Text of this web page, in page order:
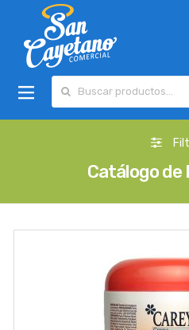
Catálogo